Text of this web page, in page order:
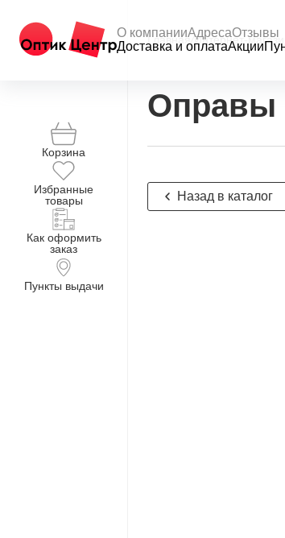
О компанииАдресаОтзывы
Доставка и оплатаАкции
Корзина
Избранные
товары
Как оформить
заказ
Пункты выдачи
Главная Интернет-магазин
Оправы
Назад в каталог